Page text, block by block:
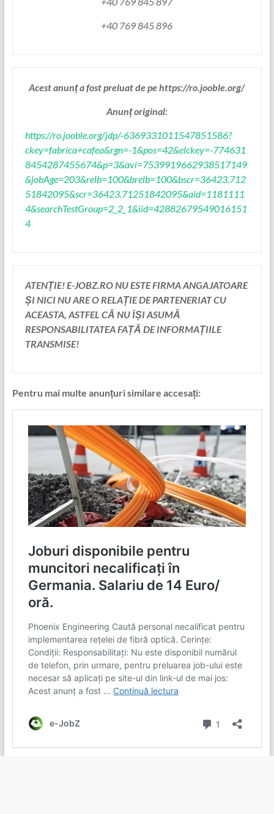
+40 769 845 896
Acest anunț a fost preluat de pe https://ro.jooble.org/
Anunț original:
https://ro.jooble.org/jdp/-6369331011547851586?
ckey=fabrica+cafea&rgn=-1&pos=42&elckey=-774631
8454287455674&p=3&avi=7539919662938517149
&jobAge=203&relb=100&brelb=100&bscr=36423.712
51842095&scr=36423.71251842095&aid=1181111
4&searchTestGroup=2_2_1&iid=42882679549016151
4
ATENȚIE! E-JOBZ.RO NU ESTE FIRMA ANGAJATOARE
ȘI NICI NU ARE O RELAȚIE DE PARTENERIAT CU
ACEASTA, ASTFEL CĂ NU ÎȘI ASUMĂ
RESPONSABILITATEA FAȚĂ DE INFORMAȚIILE
TRANSMISE!
Pentru mai multe anunțuri similare accesați: